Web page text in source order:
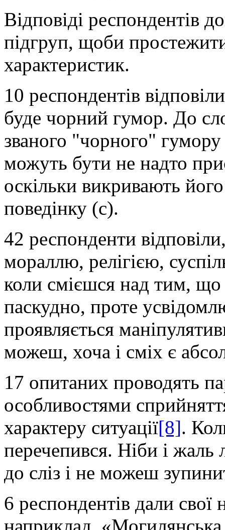
Відповіді респондентів
підгруп, щоби
характеристик.
10 респондентів
буде чорний гумор. До
званого "чорного" гумору
можуть бути не надто
оскільки викривають
поведінку (с).
42 респонденти
мораллю, релігією,
коли смієшся над тим, що
паскудно, проте
проявляється
можеш, хоча і сміх є
17 опитаних проводять
особливостями
характеру ситуації[8].
перечепився. Ніби і
до сліз і не можеш
6 респондентів дали свої
наприклад, «Могилянська